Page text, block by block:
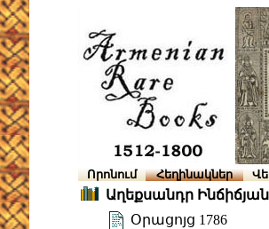
Որոնում Հեղինակներ
Աղեքսանդր Ինճիճյան
Օրացոյց 1786